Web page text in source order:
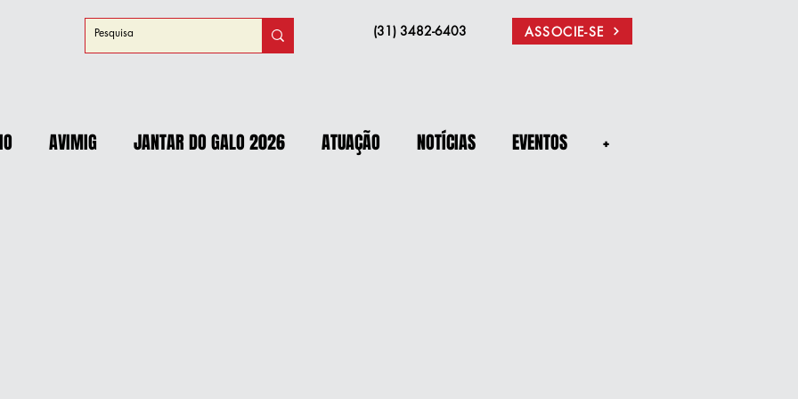
(31) 3482-6403 ASSOCIE-SE
AVIMIG JANTAR DO GALO 2026 ATUAÇÃO NOTÍCIAS EVENTOS +